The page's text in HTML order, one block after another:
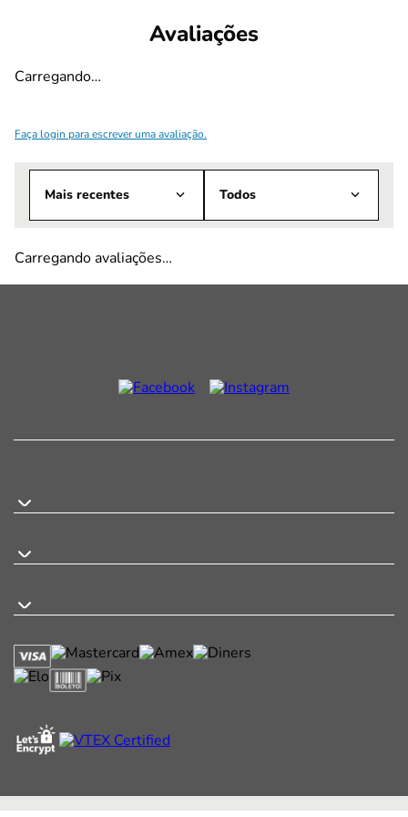
Avaliações
Carregando…
Faça login para escrever uma avaliação.
Mais recentes Todos
Carregando avaliações…